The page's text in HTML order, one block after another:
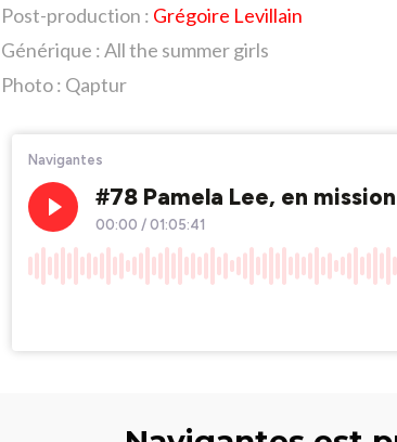
Post-production : Grégoire Levillain
Générique : All the summer girls
Photo : Qaptur